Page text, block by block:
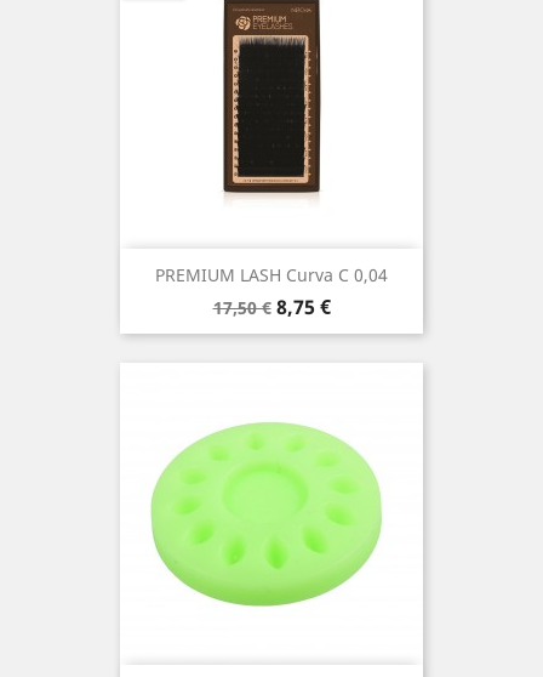
PREMIUM LASH Curva C 0,04
Prezzo
base
17,50 € Prezzo
8,75 €